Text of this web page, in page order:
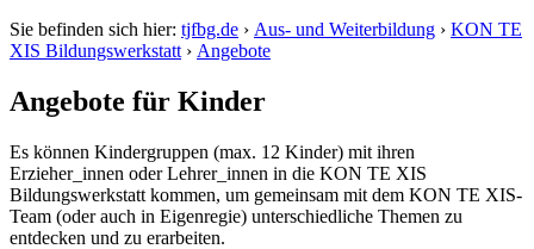
Sie befinden sich hier: tjfbg.de › Aus- und Weiterbildung › KON TE
XIS Bildungswerkstatt › Angebote
Angebote für Kinder
Es können Kindergruppen (max. 12 Kinder) mit ihren
Erzieher_innen oder Lehrer_innen in die KON TE XIS
Bildungswerkstatt kommen, um gemeinsam mit dem KON TE XIS-
Team (oder auch in Eigenregie) unterschiedliche Themen zu
entdecken und zu erarbeiten.